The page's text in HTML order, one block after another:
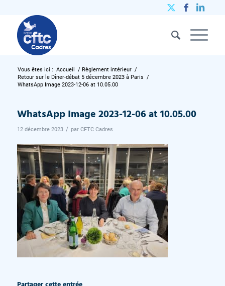
Vous êtes ici : Accueil / Règlement intérieur /
Retour sur le Dîner-débat 5 décembre 2023 à Paris /
WhatsApp Image 2023-12-06 at 10.05.00
WhatsApp Image 2023-12-06 at 10.05.00
12 décembre 2023 / par CFTC Cadres